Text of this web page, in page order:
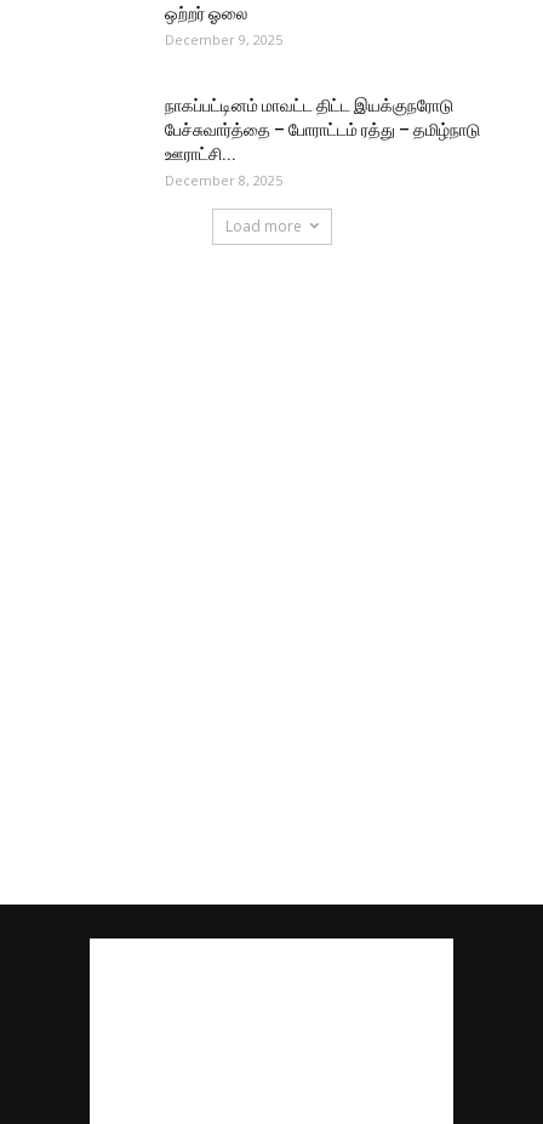
ஒற்றர் ஓலை
December 9, 2025
நாகப்பட்டினம் மாவட்ட திட்ட இயக்குநரோடு
பேச்சுவார்த்தை – போராட்டம் ரத்து – தமிழ்நாடு
ஊராட்சி...
December 8, 2025
Load more